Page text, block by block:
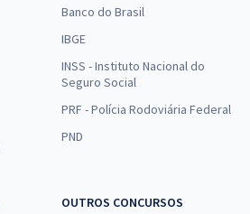
Banco do Brasil
IBGE
INSS - Instituto Nacional do
Seguro Social
PRF - Polícia Rodoviária Federal
PND
OUTROS CONCURSOS